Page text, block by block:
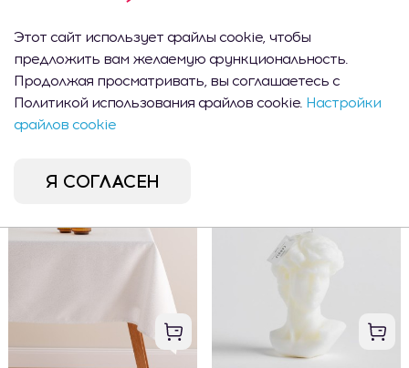
Скатерть LUMIERE3 Скатерть LUMIERE3
Этот сайт использует файлы cookie, чтобы
предложить вам желаемую функциональность.
Продолжая просматривать, вы соглашаетесь с
Политикой использования файлов cookie. Настройки
файлов cookie
Я СОГЛАСЕН